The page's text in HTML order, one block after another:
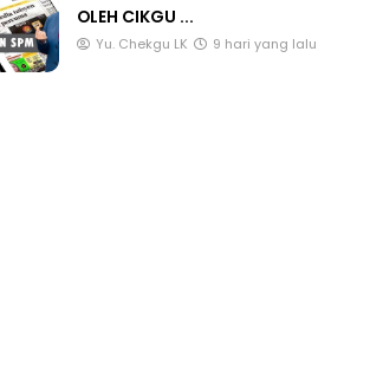
OLEH CIKGU ...
Yu. Chekgu LK 9 hari yang lalu